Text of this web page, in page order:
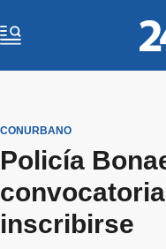
CONURBANO
Policía
inscribirse